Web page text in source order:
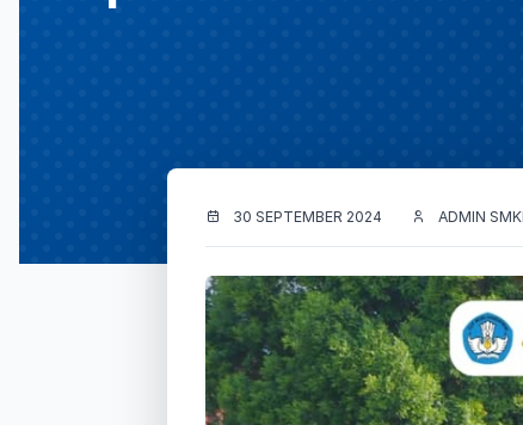
30 SEPTEMBER 2024 ADMIN